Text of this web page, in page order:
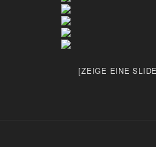
[ZEIGE EINE